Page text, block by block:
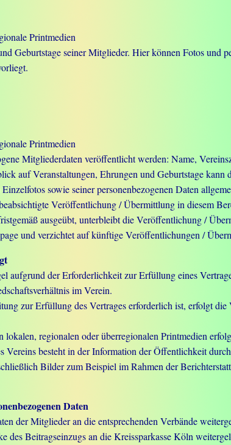
Printmedien
Geburtstage seiner Mitglieder. Hier können Fotos und
Printmedien
Mitgliederdaten veröffentlicht werden: Name,
auf Veranstaltungen, Ehrungen und Geburtstage
sowie seiner personenbezogenen Daten
Veröffentlichung / Übermittlung in diesem
ausgeübt, unterbleibt die Veröffentlichung /
und verzichtet auf künftige Veröffentlichungen /
aufgrund der Erforderlichkeit zur Erfüllung eines
im Verein.
zur Erfüllung des Vertrages erforderlich ist, erfolgt
regionalen oder überregionalen Printmedien
besteht in der Information der Öffentlichkeit
Bilder zum Beispiel im Rahmen der
Daten
der Mitglieder an die entsprechenden Verbände
Beitragseinzugs an die Kreissparkasse Köln